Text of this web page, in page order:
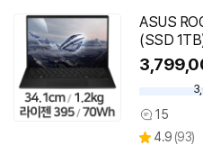
ASUS
(SSD
우
할
인
상
품
15
별
4.9 (상
93)